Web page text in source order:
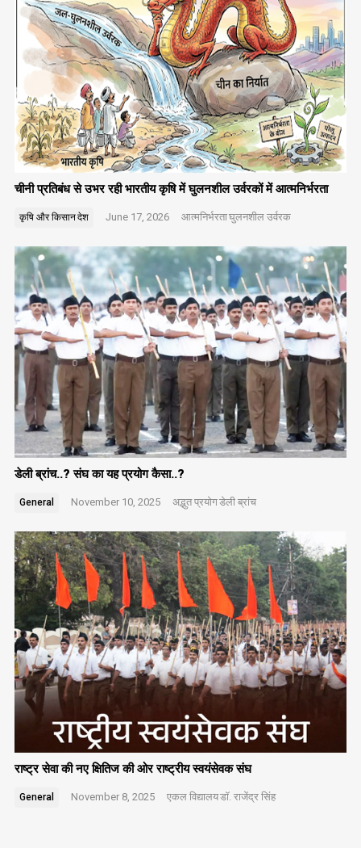
चीनी प्रतिबंध से उभर रही भारतीय कृषि में घुलनशील उर्वरकों में आत्मनिर्भरता
कृषि और किसानदेश June 17, 2026 आत्मनिर्भरताघुलनशील उर्वरक
डेली ब्रांच..? संघ का यह प्रयोग कैसा..?
General November 10, 2025 अद्भुत प्रयोगडेली ब्रांच
राष्ट्र सेवा की नए क्षितिज की ओर राष्ट्रीय स्वयंसेवक संघ
General November 8, 2025 एकल विद्यालयडॉ. राजेंद्र सिंह